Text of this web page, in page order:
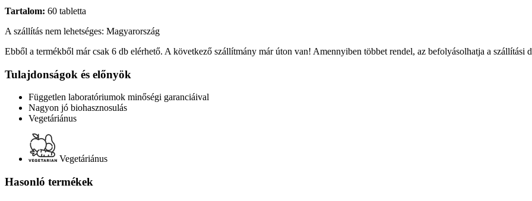
Tartalom: 60 tabletta
A szállítás nem lehetséges: Magyarország
Ebből a termékből már csak 6 db elérhető. A következő szállítmány már úton van! Amennyiben többet rendel, az befolyásolhatja a szállítási
Tulajdonságok és előnyök
Független laboratóriumok minőségi garanciáival
Nagyon jó biohasznosulás
Vegetáriánus
Vegetáriánus
Hasonló termékek